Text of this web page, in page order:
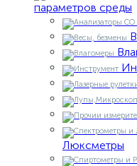
параметров среды
Люксметры